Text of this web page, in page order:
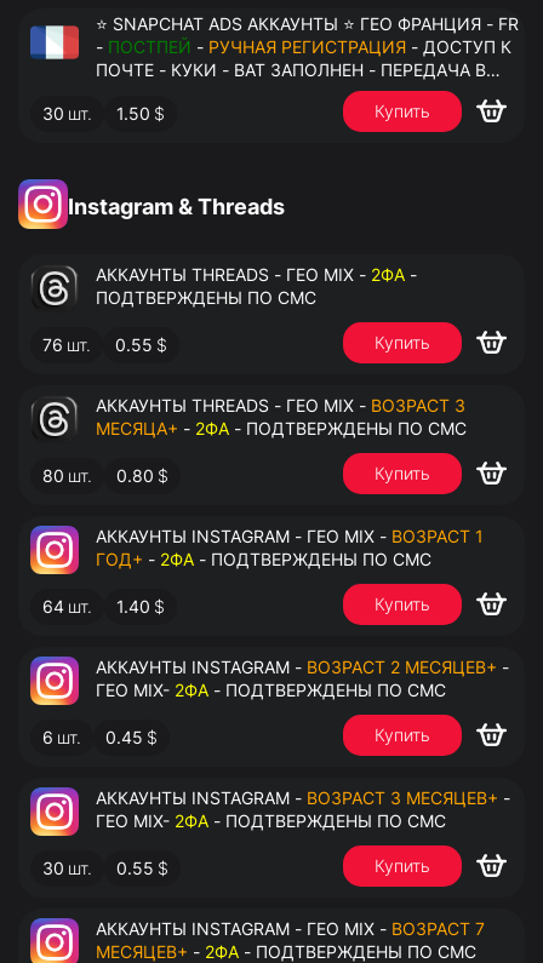
⭐ SNAPCHAT ADS АККАУНТЫ ⭐ ГЕО ФРАНЦИЯ - FR
- ПОСТПЕЙ - РУЧНАЯ РЕГИСТРАЦИЯ - ДОСТУП К
ПОЧТЕ - КУКИ - ВАТ ЗАПОЛНЕН - ПЕРЕДАЧА В
30 шт. 1.50 $ Купить
Instagram & Threads
АККАУНТЫ THREADS - ГЕО MIX - 2ФА -
ПОДТВЕРЖДЕНЫ ПО СМС
76 шт. 0.55 $ Купить
АККАУНТЫ THREADS - ГЕО MIX - ВОЗРАСТ 3
МЕСЯЦА+ - 2ФА - ПОДТВЕРЖДЕНЫ ПО СМС
80 шт. 0.80 $ Купить
АККАУНТЫ INSTAGRAM - ГЕО MIX - ВОЗРАСТ 1
ГОД+ - 2ФА - ПОДТВЕРЖДЕНЫ ПО СМС
64 шт. 1.40 $ Купить
АККАУНТЫ INSTAGRAM - ВОЗРАСТ 2 МЕСЯЦЕВ+ -
ГЕО MIX- 2ФА - ПОДТВЕРЖДЕНЫ ПО СМС
6 шт. 0.45 $ Купить
АККАУНТЫ INSTAGRAM - ВОЗРАСТ 3 МЕСЯЦЕВ+ -
ГЕО MIX- 2ФА - ПОДТВЕРЖДЕНЫ ПО СМС
30 шт. 0.55 $ Купить
АККАУНТЫ INSTAGRAM - ГЕО MIX - ВОЗРАСТ 7
МЕСЯЦЕВ+ - 2ФА - ПОДТВЕРЖДЕНЫ ПО СМС